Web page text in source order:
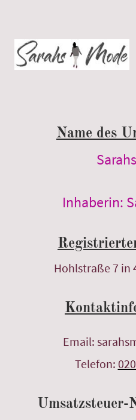
Name des
Inhaberin:
Hohlstraße 7 in
Email:
Telefon:
Umsatzsteuer-